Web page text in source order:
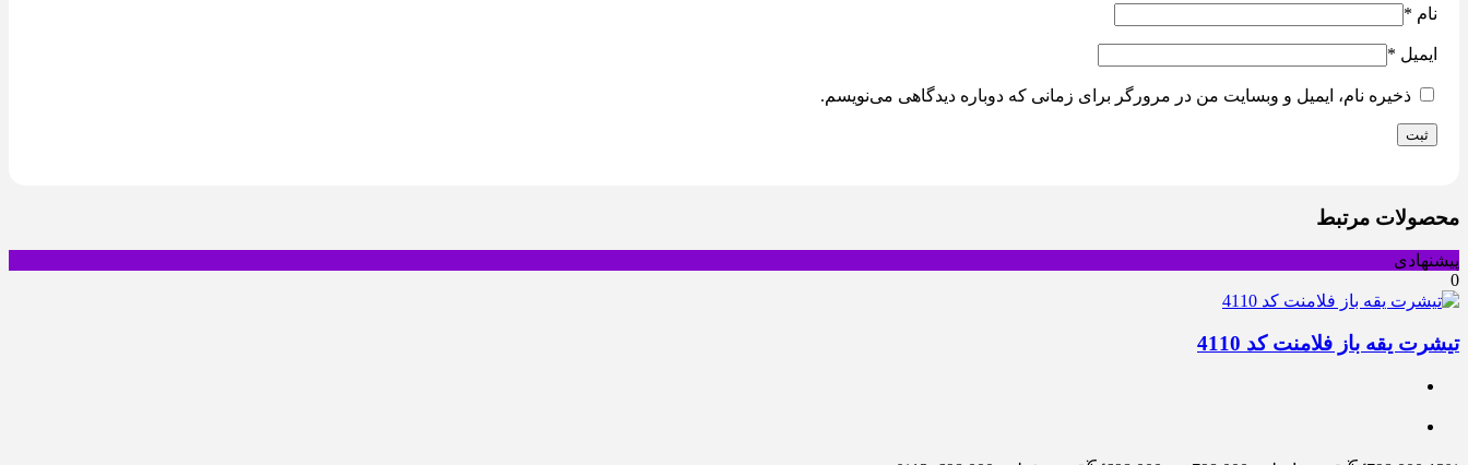
نام *
ایمیل *
ذخیره نام، ایمیل و وبسایت من در مرورگر برای زمانی که دوباره دیدگاهی می‌نویسم.
محصولات مرتبط
پیشنهادی
0
تیشرت یقه باز فلامنت کد 4110